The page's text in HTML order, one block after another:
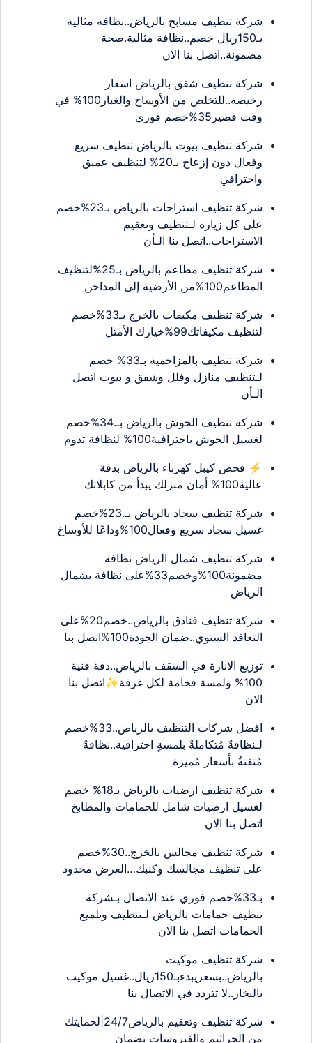
شركة تنظيف مسابح بالرياض..نظافة مثالية
بـ150ريال خصم..نظافة مثالية.صحة
مضمونة..اتصل بنا الان
شركة تنظيف شقق بالرياض اسعار
رخيصه..للتخلص من الأوساخ والغبار100% في
وقت قصير35%خصم فوري
شركة تنظيف بيوت بالرياض تنظيف سريع
وفعال دون إزعاج بـ20% لتنظيف عميق
واحترافي
شركة تنظيف استراحات بالرياض بـ23%خصم
على كل زيارة لـتنظيف وتعقيم
الاستراحات..اتصل بنا الـأن
شركة تنظيف مطاعم بالرياض بـ25%لتنظيف
المطاعم100%من الأرضية إلى المداخن
شركة تنظيف مكيفات بالخرج بـ33%خصم
لتنظيف مكيفاتك99%خيارك الأمثل
شركة تنظيف بالمزاحمية بـ33% خصم
لـتنظيف منازل وفلل وشقق و بيوت اتصل
الـأن
شركة تنظيف الحوش بالرياض بـ.34%خصم
لغسيل الحوش باحترافية100% لنظافة تدوم
⚡ فحص كيبل كهرباء بالرياض بدقة
عالية100% أمان منزلك يبدأ من كابلاتك
شركة تنظيف سجاد بالرياض بـ.23%خصم
غسيل سجاد سريع وفعال100%وداعًا للأوساخ
شركة تنظيف شمال الرياض نظافة
مضمونة100%وخصم33%على نظافة بشمال
الرياض
شركة تنظيف فنادق بالرياض..خصم20%على
التعاقد السنوي..ضمان الجودة100%اتصل بنا
توزيع الانارة في السقف بالرياض..دقة فنية
100% ولمسة فخامة لكل غرفة✨اتصل بنا
الان
افضل شركات التنظيف بالرياض..33%خصم
لـنظافةٌ مُتكاملةٌ بلمسةٍ احترافية..نظافةٌ
مُتقنةٌ بأسعار مُميزة
شركة تنظيف ارضيات بالرياض بـ18% خصم
لغسيل ارضيات شامل للحمامات والمطابخ
اتصل بنا الان
شركة تنظيف مجالس بالخرج..30%خصم
على تنظيف مجالسك وكنبك…العرض محدود
بـ33%خصم فوري عند الاتصال بـشركة
تنظيف حمامات بالرياض لـتنظيف وتلميع
الحمامات اتصل بنا الان
شركة تنظيف موكيت
بالرياض..بسعريبدءبـ150ريال..غسيل موكيب
بالبخار..لا تتردد في الاتصال بنا
شركة تنظيف وتعقيم بالرياض24/7|لحمايتك
من الجراثيم والفيروسات بضمان